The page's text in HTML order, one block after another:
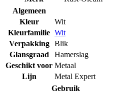
Algemeen
Kleur
Wit
Kleurfamilie Wit
Verpakking
Blik
Glansgraad
Hamerslag
Geschikt voor Metaal
Lijn
Metal Expert
Gebruik